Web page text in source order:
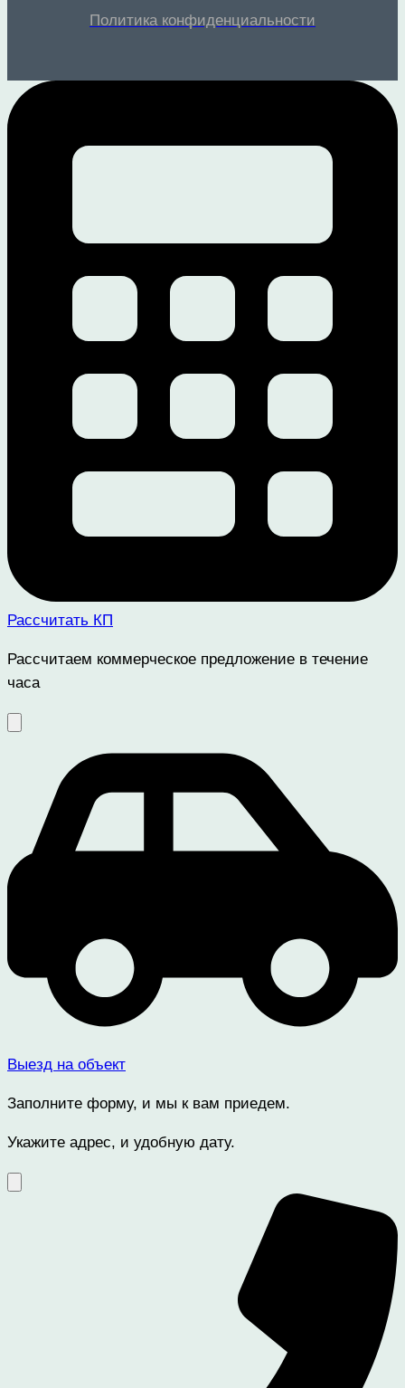
Политика конфиденциальности
Рассчитать КП
Рассчитаем коммерческое предложение в течение
часа
Выезд на объект
Заполните форму, и мы к вам приедем.
Укажите адрес, и удобную дату.